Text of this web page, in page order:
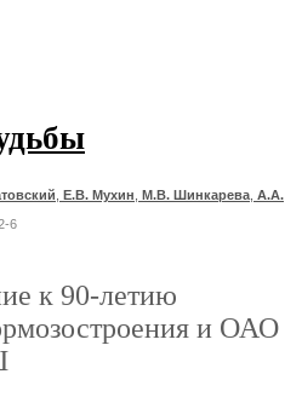
Е.В. Мухин М.В. Шинкарева А.А.
6
к 90-летию
и ОАО